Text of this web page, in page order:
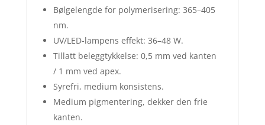
Bølgelengde for polymerisering: 365–405
nm.
UV/LED-lampens effekt: 36–48 W.
Tillatt beleggtykkelse: 0,5 mm ved kanten
/ 1 mm ved apex.
Syrefri, medium konsistens.
Medium pigmentering, dekker den frie
kanten.